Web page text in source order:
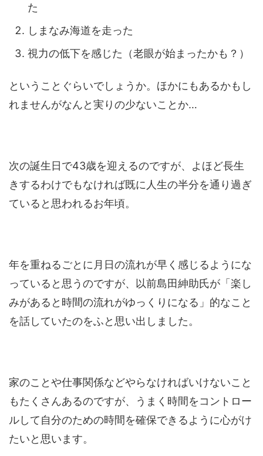
た
しまなみ海道を走った
視力の低下を感じた（老眼が始まったかも？）
ということぐらいでしょうか。ほかにもあるかもし
れませんがなんと実りの少ないことか…
次の誕生日で43歳を迎えるのですが、よほど長生
きするわけでもなければ既に人生の半分を通り過ぎ
ていると思われるお年頃。
年を重ねるごとに月日の流れが早く感じるようにな
っていると思うのですが、以前島田紳助氏が「楽し
みがあると時間の流れがゆっくりになる」的なこと
を話していたのをふと思い出しました。
家のことや仕事関係などやらなければいけないこと
もたくさんあるのですが、うまく時間をコントロー
ルして自分のための時間を確保できるように心がけ
たいと思います。